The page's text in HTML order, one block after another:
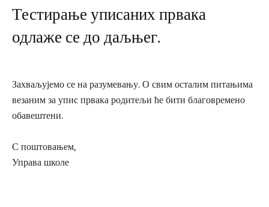
Тестирање уписаних првака
одлаже се до даљњег.
Захваљујемо се на разумевању. О свим осталим питањима
везаним за упис првака родитељи ће бити благовремено
обавештени.
С поштовањем,
Управа школе